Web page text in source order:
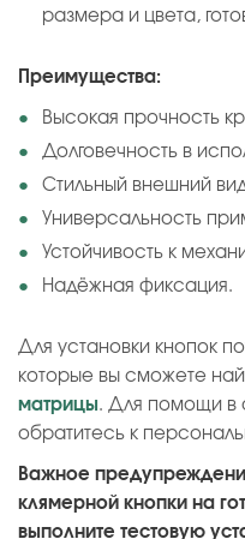
размера и цвета,
Преимущества:
Высокая прочность
Долговечность в
Стильный внешний
Универсальность
Устойчивость к
Надёжная фиксация.
Для установки кнопок
которые вы сможете
матрицы. Для помощи в
обратитесь к
Важное
клямерной кнопки на
выполните тестовую